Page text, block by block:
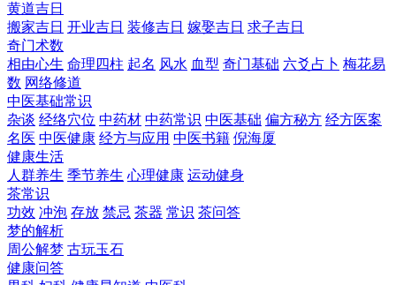
黄道吉日
搬家吉日 开业吉日 装修吉日 嫁娶吉日 求子吉日
奇门术数
相由心生 命理四柱 起名 风水 血型 奇门基础 六爻占卜 梅花易
数 网络修道
中医基础常识
杂谈 经络穴位 中药材 中药常识 中医基础 偏方秘方 经方医案
名医 中医健康 经方与应用 中医书籍 倪海厦
健康生活
人群养生 季节养生 心理健康 运动健身
茶常识
功效 冲泡 存放 禁忌 茶器 常识 茶问答
梦的解析
周公解梦 古玩玉石
健康问答